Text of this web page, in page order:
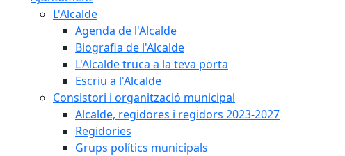
L'Alcalde
Agenda de l'Alcalde
Biografia de l'Alcalde
L'Alcalde truca a la teva porta
Escriu a l'Alcalde
Consistori i organització municipal
Alcalde, regidores i regidors 2023-2027
Regidories
Grups polítics municipals